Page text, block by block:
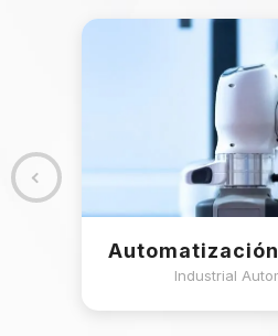
Industrial